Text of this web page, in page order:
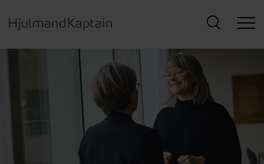
hovedindhold